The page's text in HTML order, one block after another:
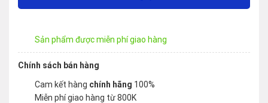
Sản phẩm được miễn phí giao hàng
Chính sách bán hàng
Cam kết hàng chính hãng 100%
Miễn phí giao hàng từ 800K